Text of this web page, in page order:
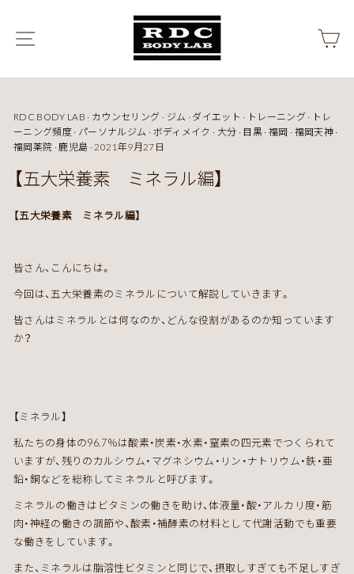
RDC BODY LAB · カウンセリング · ジム · ダイエット · トレーニング · トレ
ーニング頻度 · パーソナルジム · ボディメイク · 大分 · 目黒·福岡 · 福岡天神 ·
福岡薬院 ·鹿児島 ·2021年9月27日
【五大栄養素 ミネラル編】
【五大栄養素 ミネラル編】
皆さん、こんにちは。
今回は、五大栄養素のミネラルについて解説していきます。
皆さんはミネラルとは何なのか、どんな役割があるのか知っています
か？
【ミネラル】
私たちの身体の96.7％は酸素・炭素・水素・窒素の四元素でつくられて
いますが、残りのカルシウム・マグネシウム・リン・ナトリウム・鉄・亜
鉛・銅などを総称してミネラルと呼びます。
ミネラルの働きはビタミンの働きを助け、体液量・酸・アルカリ度・筋
肉・神経の働きの調節や、酸素・補酵素の材料として代謝活動でも重要
な働きをしています。
また、ミネラルは脂溶性ビタミンと同じで、摂取しすぎても不足しすぎ